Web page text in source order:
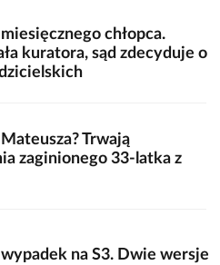
chłopca.
kuratora, sąd zdecyduje o
Trwają
zaginionego 33-latka z
na S3. Dwie wersje